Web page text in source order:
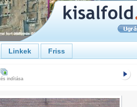
Linkek Friss
indítása